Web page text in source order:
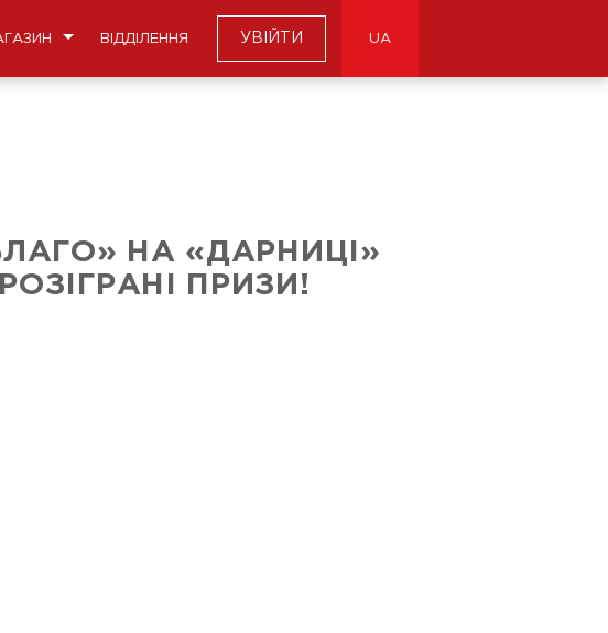
ВІДДІЛЕННЯ УВІЙТИ UA
НА «ДАРНИЦІ»
РОЗІГРАНІ ПРИЗИ!